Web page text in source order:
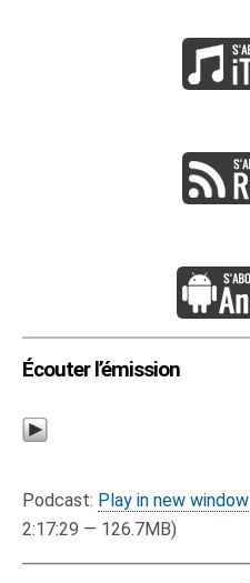
Écouter l’émission
Podcast: Play in new window
2:17:29 — 126.7MB)